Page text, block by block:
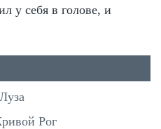
у себя в голове, и
Рог